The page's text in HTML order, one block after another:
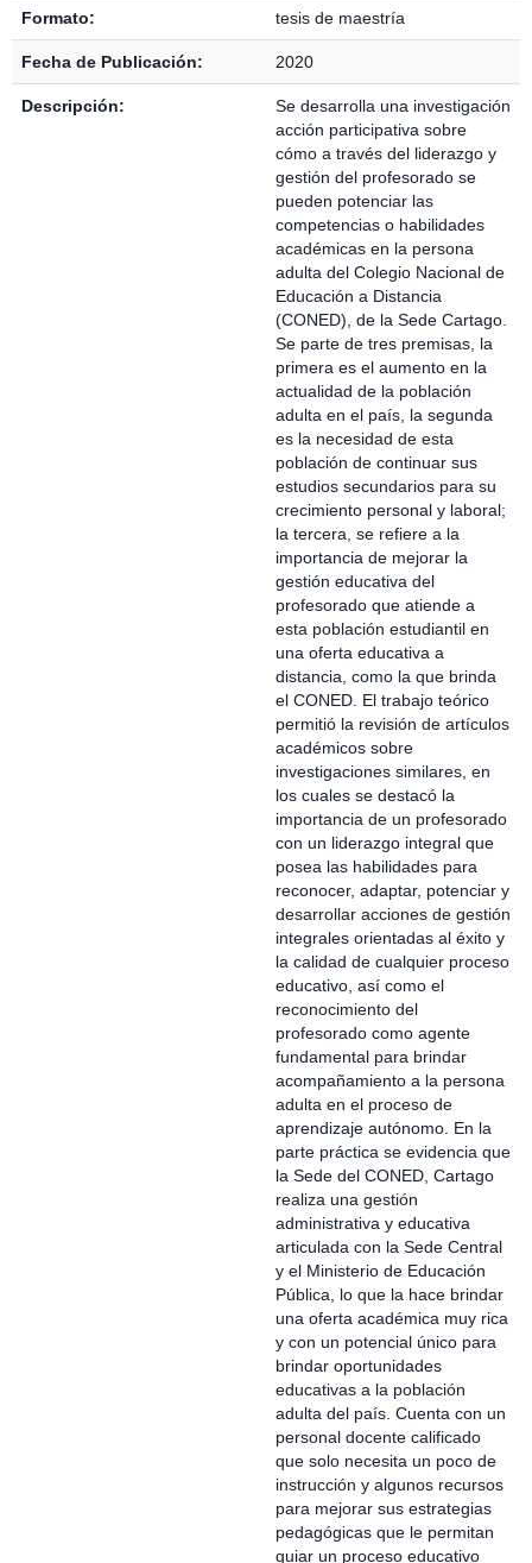
Formato: tesis de maestría
Fecha de Publicación: 2020
Descripción:
Se desarrolla una investigación
acción participativa sobre
cómo a través del liderazgo y
gestión del profesorado se
pueden potenciar las
competencias o habilidades
académicas en la persona
adulta del Colegio Nacional de
Educación a Distancia
(CONED), de la Sede Cartago.
Se parte de tres premisas, la
primera es el aumento en la
actualidad de la población
adulta en el país, la segunda
es la necesidad de esta
población de continuar sus
estudios secundarios para su
crecimiento personal y laboral;
la tercera, se refiere a la
importancia de mejorar la
gestión educativa del
profesorado que atiende a
esta población estudiantil en
una oferta educativa a
distancia, como la que brinda
el CONED. El trabajo teórico
permitió la revisión de artículos
académicos sobre
investigaciones similares, en
los cuales se destacó la
importancia de un profesorado
con un liderazgo integral que
posea las habilidades para
reconocer, adaptar, potenciar y
desarrollar acciones de gestión
integrales orientadas al éxito y
la calidad de cualquier proceso
educativo, así como el
reconocimiento del
profesorado como agente
fundamental para brindar
acompañamiento a la persona
adulta en el proceso de
aprendizaje autónomo. En la
parte práctica se evidencia que
la Sede del CONED, Cartago
realiza una gestión
administrativa y educativa
articulada con la Sede Central
y el Ministerio de Educación
Pública, lo que la hace brindar
una oferta académica muy rica
y con un potencial único para
brindar oportunidades
educativas a la población
adulta del país. Cuenta con un
personal docente calificado
que solo necesita un poco de
instrucción y algunos recursos
para mejorar sus estrategias
pedagógicas que le permitan
guiar un proceso educativo